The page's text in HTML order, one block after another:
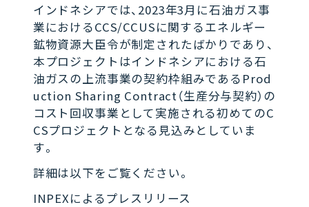
インドネシアでは、2023年3月に石油ガス事
業におけるCCS/CCUSに関するエネルギー
鉱物資源大臣令が制定されたばかりであり、
本プロジェクトはインドネシアにおける石
油ガスの上流事業の契約枠組みであるProd
uction Sharing Contract（生産分与契約）の
コスト回収事業として実施される初めてのC
CSプロジェクトとなる見込みとしていま
す。
詳細は以下をご覧ください。
INPEXによるプレスリリース